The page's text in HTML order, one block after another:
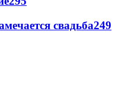
свадьба249